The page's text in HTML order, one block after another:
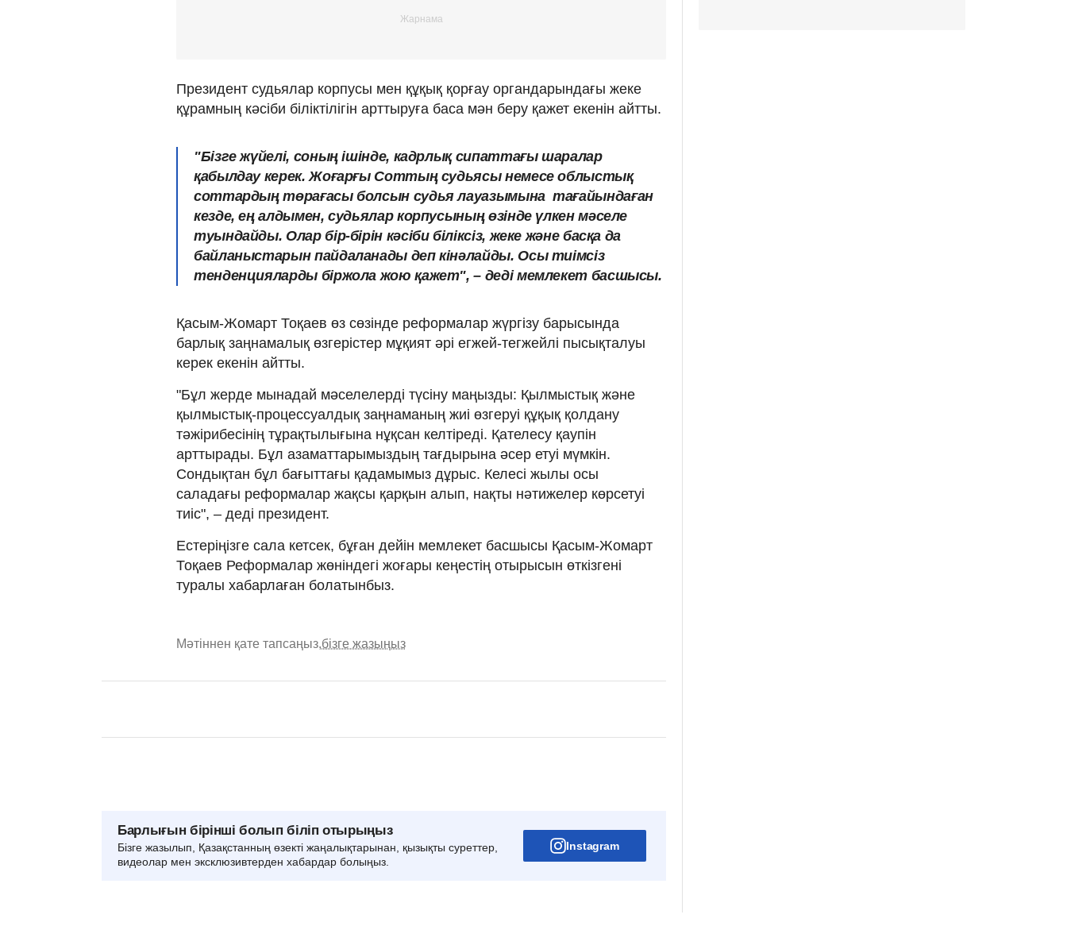
Президент судьялар корпусы мен құқық қорғау органдарындағы жеке
құрамның кәсіби біліктілігін арттыруға баса мән беру қажет екенін айтты.
"Бізге жүйелі, соның ішінде, кадрлық сипаттағы шаралар
қабылдау керек. Жоғарғы Соттың судьясы немесе облыстық
соттардың төрағасы болсын судья лауазымына тағайындаған
кезде, ең алдымен, судьялар корпусының өзінде үлкен мәселе
туындайды. Олар бір-бірін кәсіби біліксіз, жеке және басқа да
байланыстарын пайдаланады деп кінәлайды. Осы тиімсіз
тенденцияларды біржола жою қажет", – деді мемлекет басшысы.
Қасым-Жомарт Тоқаев өз сөзінде реформалар жүргізу барысында
барлық заңнамалық өзгерістер мұқият әрі егжей-тегжейлі пысықталуы
керек екенін айтты.
"Бұл жерде мынадай мәселелерді түсіну маңызды: Қылмыстық және
қылмыстық-процессуалдық заңнаманың жиі өзгеруі құқық қолдану
тәжірибесінің тұрақтылығына нұқсан келтіреді. Қателесу қаупін
арттырады. Бұл азаматтарымыздың тағдырына әсер етуі мүмкін.
Сондықтан бұл бағыттағы қадамымыз дұрыс. Келесі жылы осы
саладағы реформалар жақсы қарқын алып, нақты нәтижелер көрсетуі
тиіс", – деді президент.
Естеріңізге сала кетсек, бұған дейін мемлекет басшысы Қасым-Жомарт
Тоқаев Реформалар жөніндегі жоғары кеңестің отырысын өткізгені
туралы хабарлаған болатынбыз.
Мәтіннен қате тапсаңыз,бізге жазыңыз
Барлығын бірінші болып біліп отырыңыз
Бізге жазылып, Қазақстанның өзекті жаңалықтарынан, қызықты суреттер,
видеолар мен эксклюзивтерден хабардар болыңыз.
Instagram